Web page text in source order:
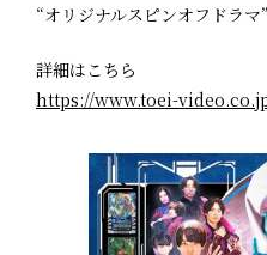
“オリジナルスピンオフドラマ
詳細はこちら
https://www.toei-